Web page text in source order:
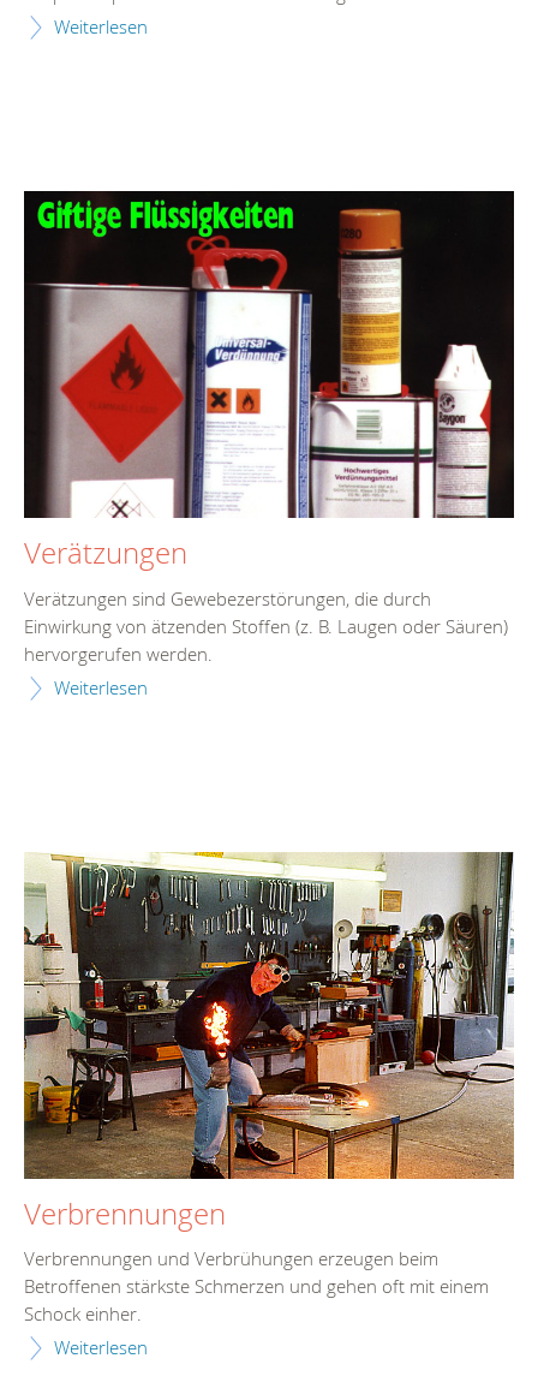
Weiterlesen
Verätzungen
Verätzungen sind Gewebezerstörungen, die durch
Einwirkung von ätzenden Stoffen (z. B. Laugen oder Säuren)
hervorgerufen werden.
Weiterlesen
Verbrennungen
Verbrennungen und Verbrühungen erzeugen beim
Betroffenen stärkste Schmerzen und gehen oft mit einem
Schock einher.
Weiterlesen